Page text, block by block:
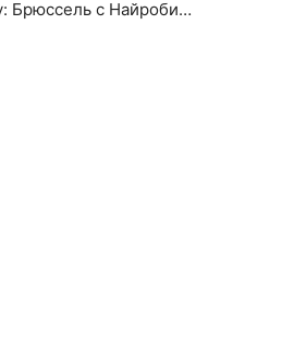
Брюссель с Найроби…